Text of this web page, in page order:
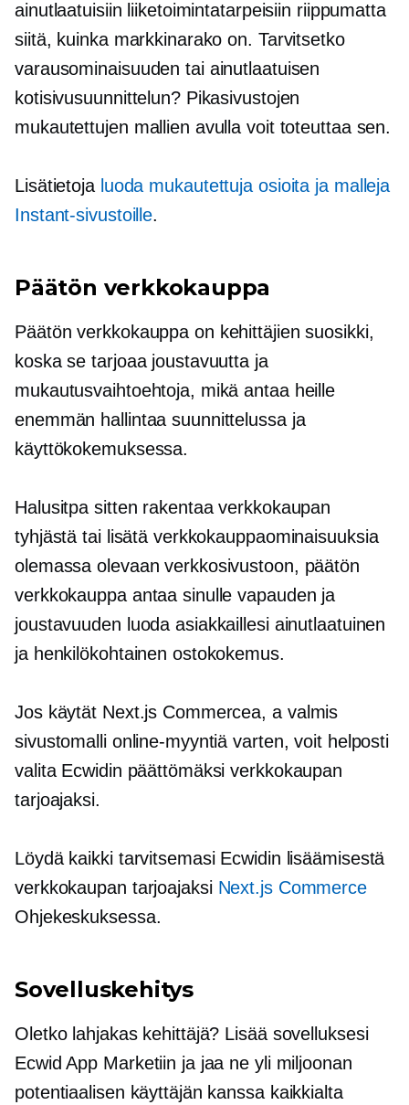
ainutlaatuisiin liiketoimintatarpeisiin riippumatta
siitä, kuinka markkinarako on. Tarvitsetko
varausominaisuuden tai ainutlaatuisen
kotisivusuunnittelun? Pikasivustojen
mukautettujen mallien avulla voit toteuttaa sen.
Lisätietoja luoda mukautettuja osioita ja malleja
Instant-sivustoille.
Päätön verkkokauppa
Päätön verkkokauppa on kehittäjien suosikki,
koska se tarjoaa joustavuutta ja
mukautusvaihtoehtoja, mikä antaa heille
enemmän hallintaa suunnittelussa ja
käyttökokemuksessa.
Halusitpa sitten rakentaa verkkokaupan
tyhjästä tai lisätä verkkokauppaominaisuuksia
olemassa olevaan verkkosivustoon, päätön
verkkokauppa antaa sinulle vapauden ja
joustavuuden luoda asiakkaillesi ainutlaatuinen
ja henkilökohtainen ostokokemus.
Jos käytät Next.js Commercea, a valmis
sivustomalli online-myyntiä varten, voit helposti
valita Ecwidin päättömäksi verkkokaupan
tarjoajaksi.
Löydä kaikki tarvitsemasi Ecwidin lisäämisestä
verkkokaupan tarjoajaksi Next.js Commerce
Ohjekeskuksessa.
Sovelluskehitys
Oletko lahjakas kehittäjä? Lisää sovelluksesi
Ecwid App Marketiin ja jaa ne yli miljoonan
potentiaalisen käyttäjän kanssa kaikkialta